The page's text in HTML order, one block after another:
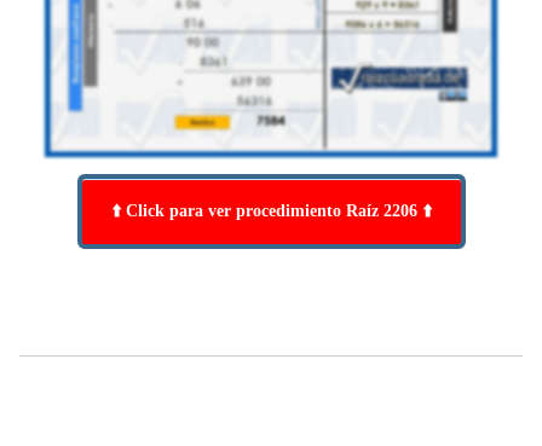
⬆️ Click para ver procedimiento Raíz 2206 ⬆️